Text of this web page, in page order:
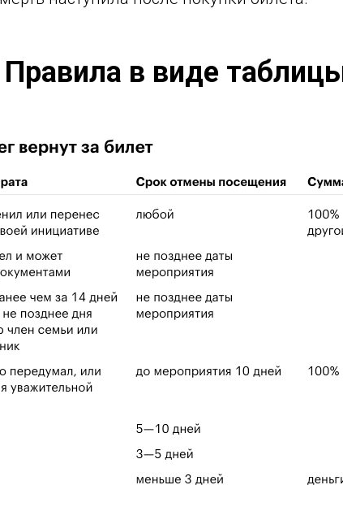
Правила в виде